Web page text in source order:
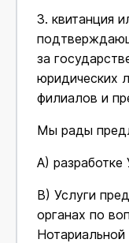
3. квитанция
за
юридических
филиалов и
Мы рады
А) разработке
В) Услуги
органах по
Нотариальной